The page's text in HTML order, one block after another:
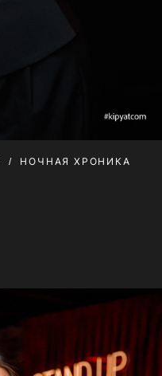
НОЧНАЯ ХРОНИКА